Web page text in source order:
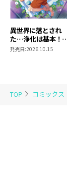
TOP コミックス
異世界に落とされ
た…浄化は基本！
@COMIC 第7巻
発売日:2026.10.15